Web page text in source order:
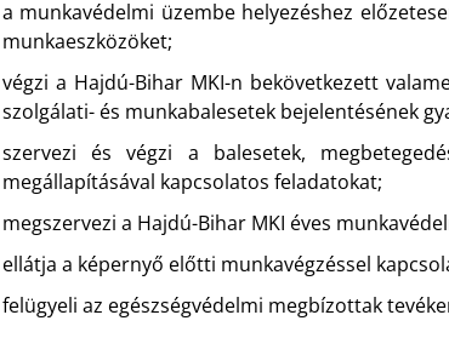
a munkavédelmi üzembe helyezéshez
munkaeszközöket;
végzi a Hajdú-Bihar MKI-n bekövetkezett
szolgálati- és munkabalesetek bejelentésének
szervezi és végzi a balesetek,
megállapításával kapcsolatos feladatokat;
megszervezi a Hajdú-Bihar MKI éves
ellátja a képernyő előtti munkavégzéssel
felügyeli az egészségvédelmi megbízottak